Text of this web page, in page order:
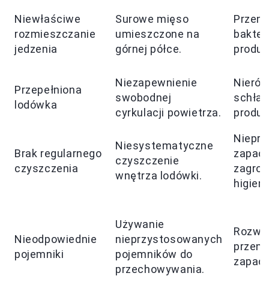
Niewłaściwe
rozmieszczanie
jedzenia
Surowe mięso
umieszczone na
górnej półce.
Przepełniona
lodówka
Niezapewnienie
swobodnej
cyrkulacji powietrza.
Brak regularnego
czyszczenia
Niesystematyczne
czyszczenie
wnętrza lodówki.
Nieodpowiednie
pojemniki
Używanie
nieprzystosowanych
pojemników do
przechowywania.